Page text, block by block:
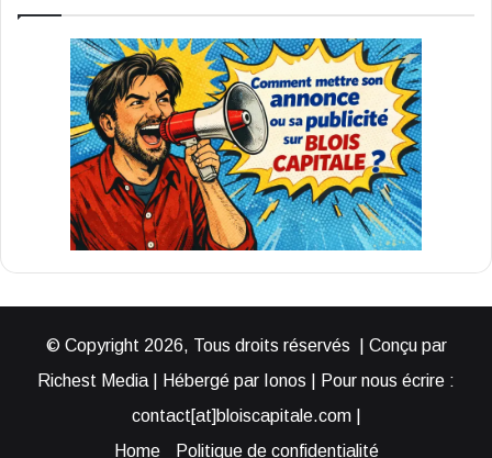
© Copyright 2026, Tous droits réservés | Conçu par
Richest Media | Hébergé par Ionos | Pour nous écrire :
contact[at]bloiscapitale.com |
Home
Politique de confidentialité